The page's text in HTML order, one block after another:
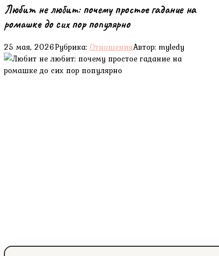
Любит не любит: почему простое гадание на
ромашке до сих пор популярно
25 мая, 2026Рубрика: ОтношенияАвтор: myledy